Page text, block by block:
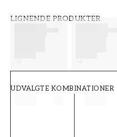
LIGNENDE PRODUKTER
UDVALGTE KOMBINATIONER